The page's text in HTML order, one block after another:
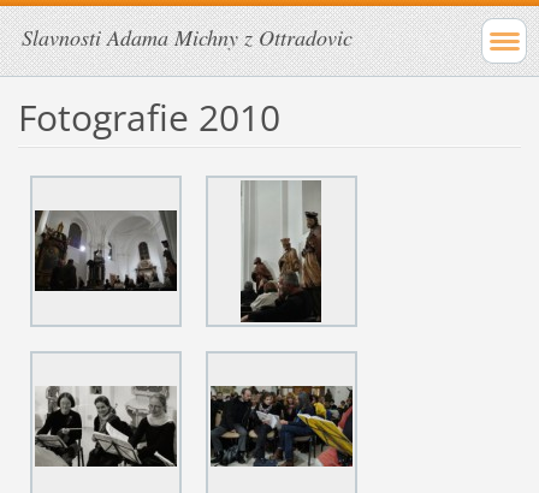
Slavnosti Adama Michny z Ottradovic
Fotografie 2010